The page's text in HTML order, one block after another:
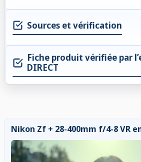
Sources et vérification
Fiche produit vérifiée par
DIRECT
Nikon Zf + 28-400mm f/4-8 VR